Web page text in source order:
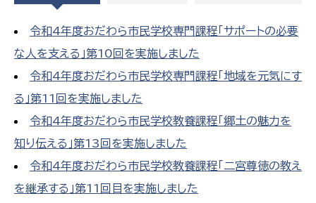
令和4年度おだわら市民学校専門課程「サポートの必要
な人を支える」第10回を実施しました
令和4年度おだわら市民学校専門課程「地域を元気にす
る」第11回を実施しました
令和4年度おだわら市民学校教養課程「郷土の魅力を
知り伝える」第13回を実施しました
令和4年度おだわら市民学校教養課程「二宮尊徳の教え
を継承する」第11回目を実施しました